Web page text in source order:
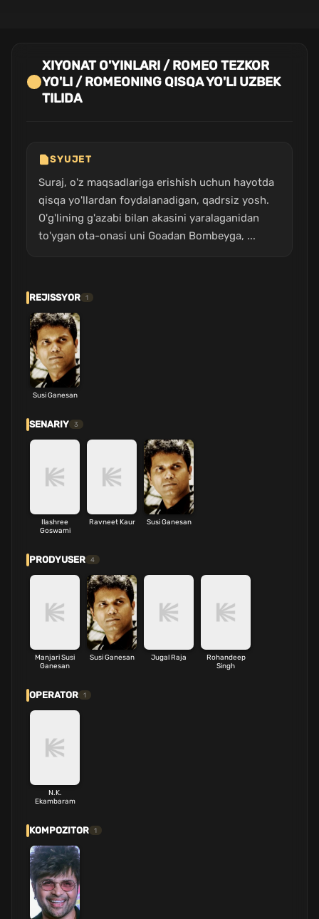
XIYONAT O'YINLARI / ROMEO TEZKOR
YO'LI / ROMEONING QISQA YO'LI UZBEK
TILIDA
SYUJET
Suraj, o'z maqsadlariga erishish uchun hayotda
qisqa yo'llardan foydalanadigan, qadrsiz yosh.
O'g'lining g'azabi bilan akasini yaralaganidan
to'ygan ota-onasi uni Goadan Bombeyga, ...
REJISSYOR 1
Susi Ganesan
SENARIY 3
Ilashree
Goswami
Ravneet Kaur Susi Ganesan
PRODYUSER 4
Manjari Susi
Ganesan
Susi Ganesan Jugal Raja
Rohandeep
Singh
OPERATOR 1
N.K.
Ekambaram
KOMPOZITOR 1